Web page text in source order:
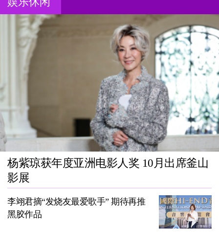
杨紫琼获年度亚洲电影人奖 10月出席釜山
影展
李翊君摘“发烧友最爱歌手” 期待再推
黑胶作品